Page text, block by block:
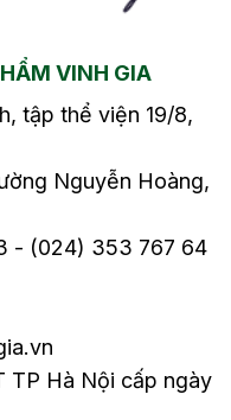
VINH GIA
tập thể viện 19/8,
Nguyễn Hoàng,
- (024) 353 767 64
TP Hà Nội cấp ngày